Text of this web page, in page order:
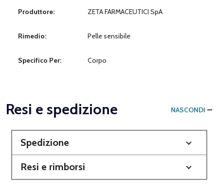
Produttore: ZETA FARMACEUTICI SpA
Rimedio: Pelle sensibile
Specifico Per: Corpo
Resi e spedizione NASCONDI
Spedizione
Resi e rimborsi